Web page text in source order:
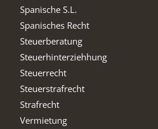
Spanische S.L.
Spanisches Recht
Steuerberatung
Steuerhinterziehhung
Steuerrecht
Steuerstrafrecht
Strafrecht
Vermietung